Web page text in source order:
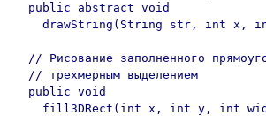
  public abstract void
drawString(String str, int x,
// Рисование заполненного
  // трехмерным выделением
  public void
fill3DRect(int x, int y, int